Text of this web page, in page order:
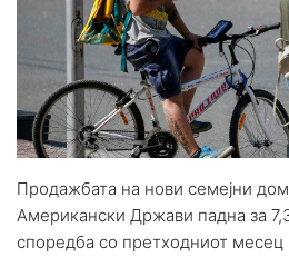
Продажбата на нови семејни
Американски Држави падна за
споредба со претходниот месец